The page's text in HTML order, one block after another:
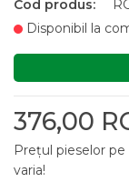
Cod produs:
Disponibil la
376,00
Prețul pieselor
varia!